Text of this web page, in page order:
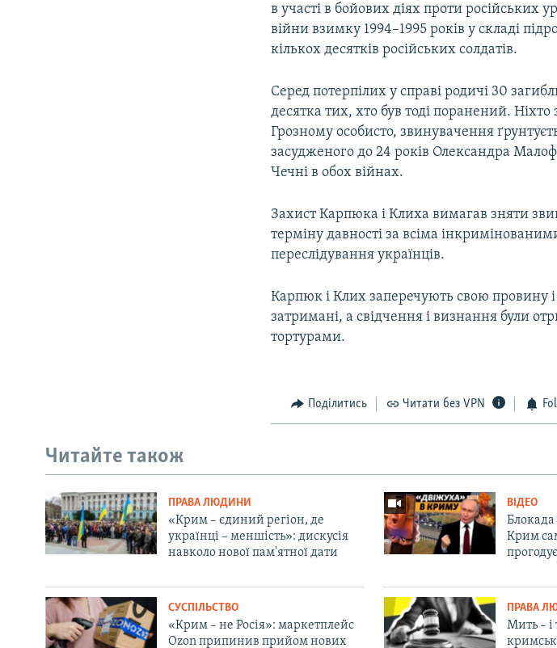
в участі в бойових діях проти російських
війни взимку 1994–1995 років у складі
кількох десятків російських солдатів.
Серед потерпілих у справі родичі 30
десятка тих, хто був тоді поранений.
Грозному особисто, звинувачення
засудженого до 24 років Олександра
Чечні в обох війнах.
Захист Карпюка і Клиха вимагав зняти
терміну давності за всіма
переслідування українців.
Карпюк і Клих заперечують свою провину
затримані, а свідчення і визнання були
тортурами.
Поділитись Читати без VPN
Читайте також
ПРАВА ЛЮДИНИ
«Крим – єдиний регіон, де
українці – меншість»: дискусія
навколо нової пам'ятної дати
ВІДЕО
Блокада
Крим
СУСПІЛЬСТВО
«Крим – не Росія»: маркетплейс
Ozon припинив прийом нових
ПРАВА
Мить –